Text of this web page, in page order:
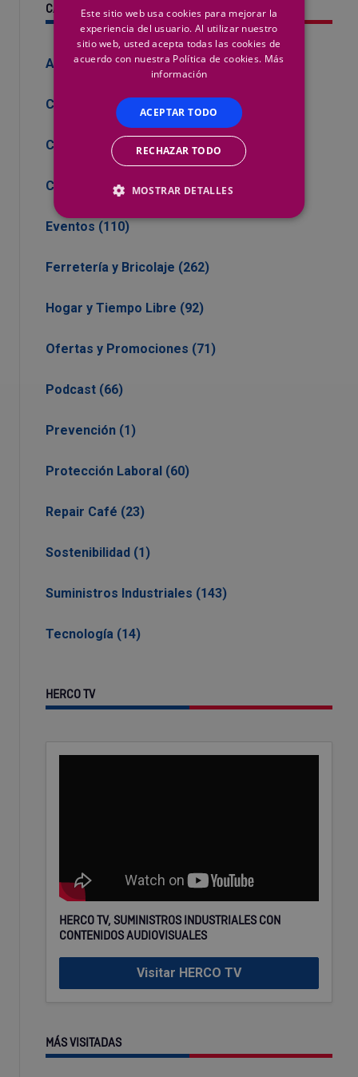
CATEGORÍAS
Asesoramiento (1)
Climatización y Energía (46)
Club Nosolotornillos (27)
Corporativo (57)
Eventos (110)
Ferretería y Bricolaje (262)
Hogar y Tiempo Libre (92)
Ofertas y Promociones (71)
Podcast (66)
Prevención (1)
Protección Laboral (60)
Repair Café (23)
Sostenibilidad (1)
Suministros Industriales (143)
Tecnología (14)
HERCO TV
HERCO TV, SUMINISTROS INDUSTRIALES CON
CONTENIDOS AUDIOVISUALES
Visitar HERCO TV
MÁS VISITADAS
Este sitio web usa cookies para mejorar la
experiencia del usuario. Al utilizar nuestro
sitio web, usted acepta todas las cookies de
acuerdo con nuestra Política de cookies. Más
información
ACEPTAR TODO
RECHAZAR TODO
MOSTRAR DETALLES